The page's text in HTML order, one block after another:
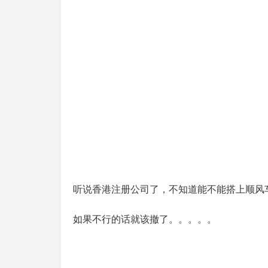
听说香港注册公司了，不知道能不能搭上顺风
如果不行的话就该撤了。。。。。